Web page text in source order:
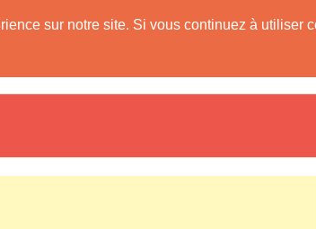
sur notre site. Si vous continuez à utiliser